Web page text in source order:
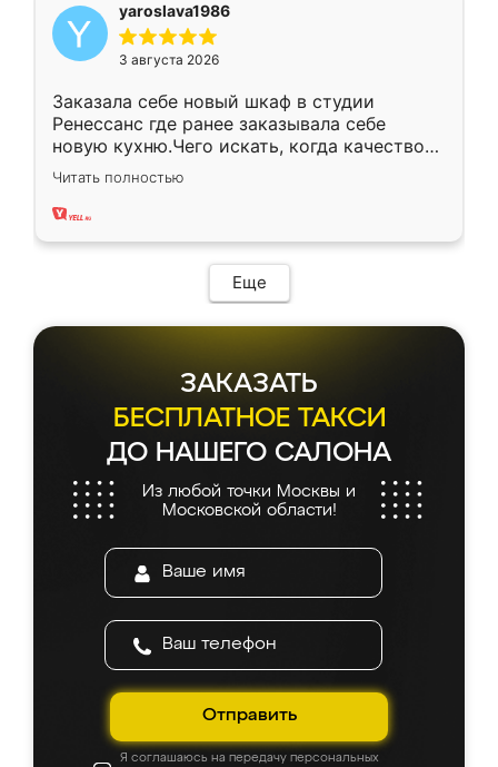
yaroslava1986
3 августа 2026
Заказала себе новый шкаф в студии
Ренессанс где ранее заказывала себе
новую кухню.Чего искать, когда качеством
вполне довольна. Служит кухня уже почти
два года, нареканий нет.
Читать полностью
Еще
ЗАКАЗАТЬ
БЕСПЛАТНОЕ ТАКСИ
ДО НАШЕГО САЛОНА
Из любой точки Москвы и
Московской области!
Отправить
Я соглашаюсь на передачу персональных